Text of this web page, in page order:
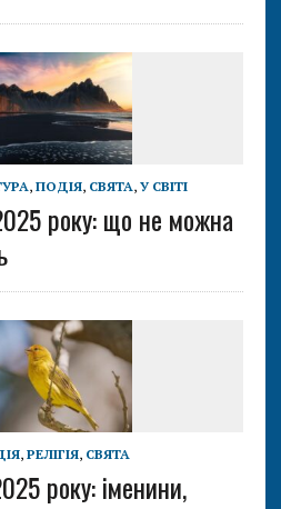
, ПОДІЯ, СВЯТА, У СВІТІ
року: що не можна
, РЕЛІГІЯ, СВЯТА
року: іменини,